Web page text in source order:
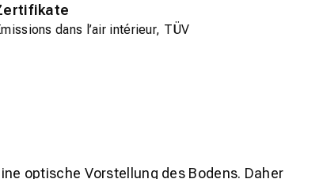
dans l’air intérieur, TÜV
optische Vorstellung des Bodens. Daher